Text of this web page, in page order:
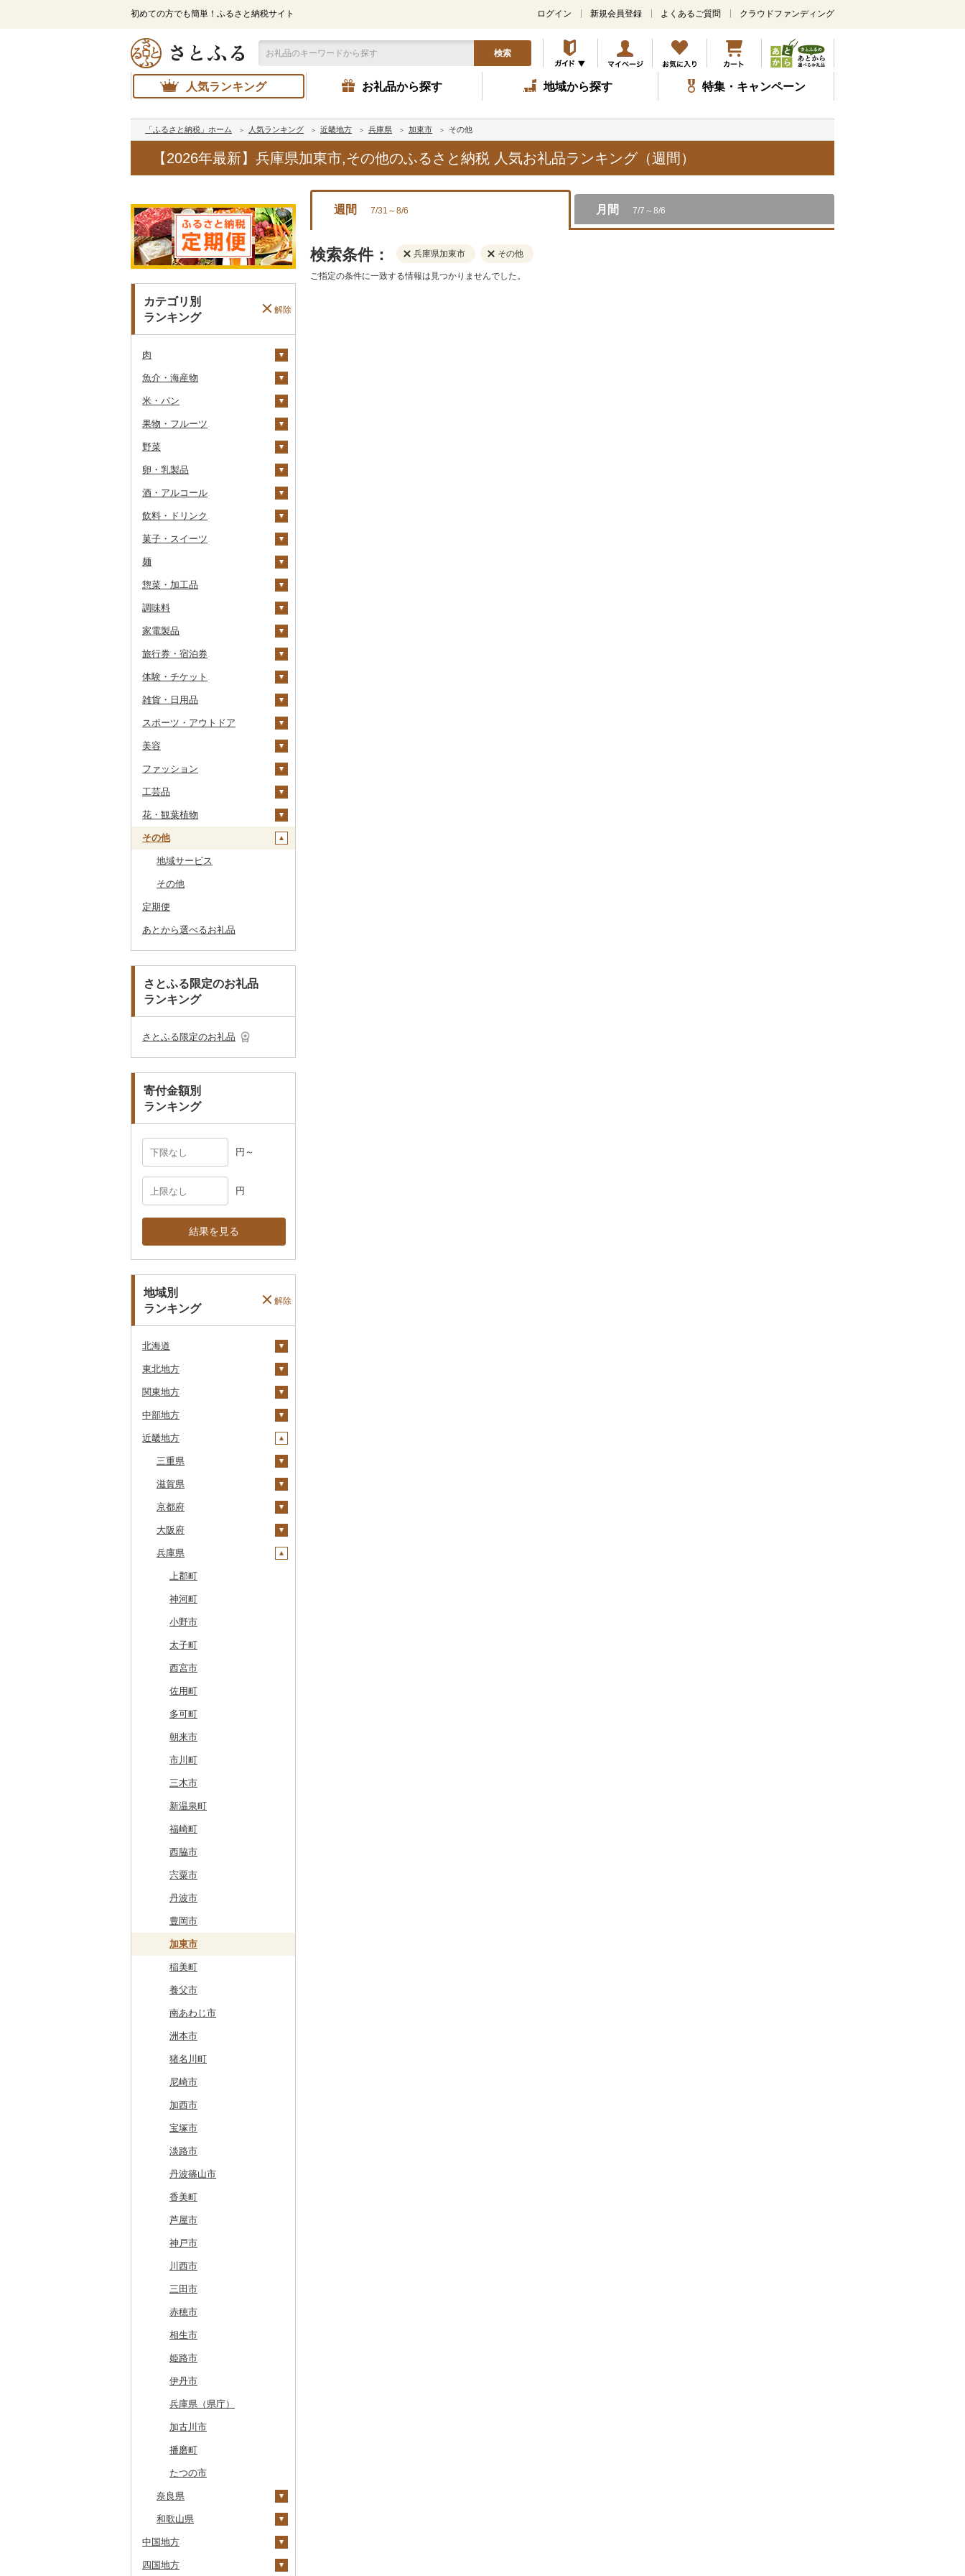
初めての方でも簡単！ふるさと納税サイト
メ
ン
コ
ン
テ
ツ
キ
ッ
プ
ログイン 新規会員登録 よくあるご質問 クラウドファンディング
検索
人気ランキング お礼品から探す 地域から探す 特集・キャンペーン
「ふるさと納税」ホーム 人気ランキング 近畿地方 兵庫県 加東市 その他
【2026年最新】兵庫県加東市,その他のふるさと納税 人気お礼品ランキング（週間）
カテゴリ別
ランキング
解除
肉
牛肉（精肉）
ステーキ
すき焼き
焼肉
牛タン
和牛
黒毛和牛
仙台牛
米沢牛
山形牛
常陸牛
上州牛
飛騨牛
近江牛
但馬牛
佐賀牛
長崎和牛
あか牛
宮崎牛
牛肉（加工品）
ハンバーグ
ローストビーフ
ビーフジャーキー
その他牛肉（加工品）
豚肉（精肉）
すき焼き
しゃぶしゃぶ
焼肉
アグー豚
豚肉（加工品）
ハンバーグ
もつ鍋
ハム
ソーセージ・ウインナ
鶏肉
鶏肉（精肉）
ハム・ソーセージ
唐揚げ
水炊き
地鶏
赤鶏さつま
その他鶏肉
鹿肉
馬肉
羊肉・ラム肉（ジンギス
魚介・海産物
カニ
ズワイガニ
毛ガニ
かにしゃぶ
その他カニ
エビ
ボタンエビ
伊勢海老
その他エビ
いくら
うに
明太子・たらこ
明太子
たらこ
その他魚卵
数の子
キャビア
その他魚卵
貝
鮑（アワビ）
牡蠣（カキ）
あさり
しじみ
サザエ
はまぐり
その他貝
鮮魚
鮭・サーモン
マグロ
イワシ
カツオ
金目鯛
クエ
サバ
鯛
のどぐろ
ふぐ
ブリ
その他鮮魚
イカ・タコ
イカ
タコ
海苔・海藻
海苔
わかめ
ひじき
その他海苔・海藻
干物
ししゃも
その他干物
その他魚介・加工品
しらす・ちりめん
かまぼこ・練り製品
米・パン
米
無洗米
玄米
金芽米
ゆめぴりか
コシヒカリ
はえぬき
さがびより
あきたこまち
ひとめぼれ
ミルキークィーン
ななつぼし
雑穀
餅
その他穀物加工品
パン
果物・フルーツ
ぶどう・マスカット
巨峰
ナガノパープル
ピオーネ
デラウェア
その他ぶどう・マスカ
いちご
りんご
もも
メロン
梨
和梨
洋梨・ラフランス
マンゴー
みかん・柑橘
みかん
レモン
不知火・デコポン
せとか
まどんな
その他柑橘
すいか
キウイ
柿（カキ）
ドライフルーツ
干し芋
その他果物
びわ
パイナップル
栗
その他果物
野菜
いも
じゃがいも
さつまいも
その他いも
トマト
フルーツトマト
ミニトマト
玉ねぎ
ねぎ
根菜
人参
大根
自然薯
レンコン
にんにく・生姜
その他根菜
アスパラガス
豆
きのこ
しいたけ
松茸
その他きのこ
その他野菜
山菜
かぼちゃ
レタス
卵・乳製品
卵
チーズ
ヨーグルト
バター
その他乳製品
酒・アルコール
ビール・発泡酒
ビール
地ビール・クラフトビ
日本酒
純米吟醸
大吟醸
吟醸
その他日本酒
芋焼酎
麦焼酎
米焼酎
黒糖焼酎
その他焼酎
梅酒
泡盛
ワイン
白ワイン
赤ワイン
シャンパン・スパーク
ウイスキー
リキュール・洋酒
甘酒
ノンアルコール
その他酒
飲料・ドリンク
水・ミネラルウォーター
飲料
コーヒー豆
粉
ドリップ
茶
飲料
茶葉・ティーバッグ
静岡茶
足柄茶
知覧茶
八女茶
果汁飲料
りんごジュース
みかんジュース（オレ
紅茶
飲料
茶葉・ティーバッグ
その他飲料・ジュース
野菜ジュース
炭酸飲料
豆乳
菓子・スイーツ
クッキー
焼き菓子
プリン
ゼリー
チョコレート
カステラ
アイス・ジェラート
その他洋菓子
煎餅・おかき
羊羹
饅頭
大福
その他和菓子
麺
ラーメン
うどん
そば
パスタ
ひやむぎ
そうめん
その他麺
惣菜・加工品
惣菜
餃子
シュウマイ
コロッケ
その他惣菜
カレー・シチュー
カレー
シチュー
鍋
肉
魚
その他鍋
ピザ
レトルト
スープ
豆腐・納豆
豆腐
漬物
キムチ
その他漬物
缶詰・瓶詰
肉
魚
果物
ジャム
乾物
燻製（スモーク）
おせち
その他加工品
調味料
砂糖
塩
醤油
味噌
酢
だし
食用油
オリーブオイル
ごま油
その他食用油
はちみつ
ドレッシング
その他調味料
みりん
ケチャップ
その他調味料
家電製品
季節・空調家電
キッチン家電
照明器具
パソコン・周辺機器
TV・オーディオ・カメラ
美容・健康家電
カー用品
時計
その他家電
旅行券・宿泊券
旅行券
JTBふるさと旅行クー
その他旅行券
宿泊券
体験・チケット
PayPay商品券
食事券
温泉・サウナ・スパ利用
釣り
ダイビング
券
ゴルフプレー券
GDOふるさとゴルフ
その他のゴルフプレー
券
花火大会チケット
その他体験・チケット
雑貨・日用品
家具・インテリア
机・テーブル
その他家具・インテリ
ア
寝具
布団
毛布
タオルケット
その他寝具
タオル
その他タオル
文房具・印鑑
ボールペン
ノート・ファイル
印鑑
その他文房具
食器
グラス・カップ
タンブラー
箸
弁当箱
その他食器
キッチン用品
包丁
フライパン
まな板
土鍋
その他キッチン用品
日用品
洗剤
ティッシュ
その他日用品
楽器・器材
本・CD・DVD
おもちゃ・ぬいぐるみ
ご当地キャラクター
ベビー用品
ペット用品
その他雑貨
スポーツ・アウトドア
ゴルフ
ゴルフボール
ゴルフウェア
その他ゴルフ
釣り
サイクリング
アウトドア・キャンプ
その他スポーツ
ウェア・ユニフォーム
その他スポーツ
美容
スキンケア
洗顔
その他スキンケア
シャンプー・リンス
石鹸・ボディーソープ
入浴剤
アロマ
プロテイン
その他美容
ファッション
鞄・バッグ
トートバッグ・ショル
ダーバッグ
キャリーバッグ・スー
ツケース
その他鞄・バッグ
洋服
女性・レディース
男性・メンズ
子供・ベビー
和服
靴・履物
靴・シューズ
その他靴・履物
アクセサリー
真珠・パール
その他アクセサリー
その他服飾小物
財布
ショール・ストール
ネクタイ・ベルト
マフラー・手袋
工芸品
織物
本場奄美大島紬
その他織物
陶器・漆器
信楽焼
唐津焼
美濃焼
村上木彫堆朱
その他陶器・漆器
その他装飾品・工芸品
数珠
播州そろばん
美濃和紙
民芸品
花・観葉植物
観葉植物・苗木
花
胡蝶蘭
盆栽・その他
その他
地域サービス
その他
定期便
あとから選べるお礼品
さとふる限定のお礼品
ランキング
さとふる限定のお礼品
寄付金額別
ランキング
円～
円
結果を見る
地域別
ランキング
解除
北海道
安平町
八雲町
鹿部町
江差町
白老町
せたな町
旭川市
森町
稚内市
標津町
清里町
北斗市
留萌市
白糠町
釧路町
名寄市
美唄市
厚岸町
南富良野町
上富良野町
和寒町
紋別市
乙部町
根室市
三笠市
東川町
厚真町
奥尻町
網走市
浦河町
広尾町
中札内村
滝川市
比布町
鶴居村
釧路市
苫前町
当別町
占冠村
上士幌町
平取町
七飯町
北見市
登別市
訓子府町
室蘭市
士幌町
倶知安町
天塩町
京極町
新十津川町
江別市
蘭越町
東北地方
青森県
十和田市
大鰐町
南部町
五戸町
藤崎町
六ヶ所村
東北町
三戸町
東通村
黒石市
おいらせ町
鶴田町
階上町
深浦町
青森市
田子町
新郷村
横浜町
野辺地町
佐井村
六戸町
五所川原市
平川市
蓬田村
中泊町
外ヶ浜町
つがる市
弘前市
鰺ヶ沢町
むつ市
田舎館村
青森県（県庁）
三沢市
西目屋村
岩手県
宮古市
軽米町
岩手町
矢巾町
釜石市
野田村
普代村
一戸町
陸前高田市
紫波町
滝沢市
住田町
葛巻町
花巻市
岩泉町
田野畑村
盛岡市
遠野市
奥州市
雫石町
岩手県（県庁）
一関市
久慈市
西和賀町
北上市
平泉町
洋野町
大船渡市
山田町
大槌町
宮城県
柴田町
色麻町
丸森町
大衡村
加美町
利府町
白石市
登米市
山元町
名取市
川崎町
村田町
栗原市
富谷市
岩沼市
七ヶ宿町
大崎市
塩竈市
石巻市
多賀城市
宮城県（県庁）
亘理町
蔵王町
女川町
気仙沼市
美里町
松島町
大和町
大郷町
南三陸町
仙台市
大河原町
角田市
涌谷町
東松島市
秋田県
大潟村
横手市
能代市
小坂町
仙北市
井川町
潟上市
三種町
藤里町
湯沢市
大館市
由利本荘市
にかほ市
羽後町
秋田県（県庁）
秋田市
男鹿市
美郷町
東成瀬村
五城目町
北秋田市
八峰町
鹿角市
大仙市
八郎潟町
山形県
村山市
尾花沢市
上山市
河北町
酒田市
新庄市
長井市
小国町
南陽市
中山町
庄内町
大石田町
川西町
鶴岡市
山形県（県庁）
金山町
東根市
飯豊町
鮭川村
大蔵村
山辺町
戸沢村
舟形町
最上町
真室川町
寒河江市
西川町
高畠町
山形市
三川町
大江町
米沢市
福島県
天栄村
広野町
鏡石町
須賀川市
小野町
棚倉町
古殿町
昭和村
下郷町
西郷村
二本松市
猪苗代町
川俣町
郡山市
西会津町
玉川村
いわき市
南会津町
田村市
磐梯町
三春町
本宮市
柳津町
鮫川村
福島市
新地町
葛尾村
三島町
桑折町
矢吹町
国見町
檜枝岐村
喜多方市
南相馬市
会津若松市
大熊町
浅川町
相馬市
中島村
伊達市
川内村
平田村
飯舘村
矢祭町
楢葉町
湯川村
関東地方
茨城県
土浦市
取手市
つくば市
稲敷市
潮来市
五霞町
北茨城市
境町
かすみがうら市
牛久市
常陸太田市
つくばみらい市
下妻市
茨城町
神栖市
常総市
東海村
美浦村
大洗町
河内町
ひたちなか市
龍ケ崎市
守谷市
常陸大宮市
笠間市
行方市
結城市
城里町
水戸市
鉾田市
桜川市
石岡市
茨城県（県庁）
坂東市
小美玉市
日立市
大子町
鹿嶋市
阿見町
那珂市
筑西市
八千代町
古河市
栃木県
那須塩原市
市貝町
塩谷町
上三川町
佐野市
真岡市
高根沢町
大田原市
栃木市
日光市
小山市
宇都宮市
栃木県（県庁）
那珂川町
茂木町
那須烏山市
矢板市
さくら市
足利市
那須町
鹿沼市
下野市
益子町
芳賀町
野木町
群馬県
榛東村
下仁田町
玉村町
安中市
川場村
昭和村
甘楽町
明和町
沼田市
桐生市
吉岡町
太田市
高山村
みどり市
千代田町
みなかみ町
片品村
富岡市
館林市
伊勢崎市
東吾妻町
前橋市
藤岡市
邑楽町
板倉町
嬬恋村
草津町
高崎市
群馬県（県庁）
大泉町
長野原町
中之条町
埼玉県
春日部市
蕨市
戸田市
毛呂山町
久喜市
ふじみ野市
川島町
上里町
川口市
飯能市
長瀞町
羽生市
小鹿野町
坂戸市
鳩山町
埼玉県（県庁）
神川町
東秩父村
横瀬町
三芳町
幸手市
日高市
蓮田市
川越市
宮代町
吉見町
東松山市
入間市
志木市
北本市
桶川市
加須市
三郷市
八潮市
越生町
さいたま市
鴻巣市
嵐山町
越谷市
小川町
滑川町
本庄市
熊谷市
白岡市
ときがわ町
朝霞市
美里町
千葉県
勝浦市
袖ケ浦市
我孫子市
長柄町
芝山町
八千代市
横芝光町
多古町
白子町
栄町
香取市
習志野市
銚子市
君津市
旭市
南房総市
八街市
東金市
九十九里町
いすみ市
東庄町
館山市
大網白里市
一宮町
佐倉市
木更津市
茂原市
野田市
山武市
鴨川市
印西市
神崎町
船橋市
千葉市
白井市
成田市
富津市
浦安市
松戸市
柏市
匝瑳市
市川市
市原市
東京都
八王子市
日野市
昭島市
武蔵村山市
葛飾区
小金井市
墨田区
東久留米市
利島村
瑞穂町
大島町
府中市
国分寺市
東村山市
中央区
あきる野市
中野区
荒川区
北区
多摩市
稲城市
世田谷区
日の出町
板橋区
渋谷区
千代田区
新宿区
江東区
青梅市
国立市
品川区
福生市
小平市
文京区
大田区
豊島区
西東京市
羽村市
神奈川県
南足柄市
松田町
大井町
中井町
愛川町
山北町
真鶴町
清川村
開成町
藤沢市
神奈川県（県庁）
鎌倉市
大和市
伊勢原市
小田原市
湯河原町
秦野市
綾瀬市
横須賀市
三浦市
大磯町
箱根町
横浜市
茅ヶ崎市
川崎市
厚木市
海老名市
相模原市
座間市
二宮町
中部地方
新潟県
十日町市
弥彦村
阿賀町
出雲崎町
魚沼市
佐渡市
燕市
南魚沼市
関川村
新発田市
加茂市
小千谷市
田上町
五泉市
三条市
見附市
糸魚川市
胎内市
上越市
阿賀野市
津南町
新潟県（県庁）
柏崎市
村上市
妙高市
聖籠町
刈羽村
湯沢町
新潟市
富山県
射水市
氷見市
朝日町
高岡市
魚津市
砺波市
入善町
黒部市
立山町
富山県（県庁）
小矢部市
滑川市
富山市
南砺市
石川県
羽咋市
七尾市
白山市
穴水町
輪島市
中能登町
石川県（県庁）
野々市市
能登町
能美市
津幡町
宝達志水町
金沢市
内灘町
かほく市
小松市
志賀町
加賀市
福井県
美浜町
小浜市
越前町
若狭町
鯖江市
高浜町
勝山市
福井県（県庁）
越前市
坂井市
あわら市
福井市
大野市
敦賀市
おおい町
永平寺町
山梨県
富士吉田市
甲斐市
山梨市
富士川町
大月市
富士河口湖町
韮崎市
南アルプス市
市川三郷町
都留市
山梨県（県庁）
道志村
忍野村
笛吹市
中央市
北杜市
鳴沢村
西桂町
身延町
早川町
南部町
昭和町
甲府市
甲州市
丹波山村
長野県
高森町
御代田町
飯田市
青木村
南箕輪村
長野県（県庁）
上松町
高山村
南木曽町
朝日村
長野市
根羽村
池田町
須坂市
川上村
信濃町
南牧村
伊那市
立科町
東御市
中野市
豊丘村
売木村
小諸市
木曽町
箕輪町
駒ヶ根市
王滝村
千曲市
辰野町
茅野市
喬木村
阿智村
小川村
宮田村
飯綱町
栄村
松川町
坂城町
富士見町
塩尻市
諏訪市
小谷村
松川村
岐阜県
養老町
八百津町
池田町
関市
瑞穂市
飛騨市
岐南町
大野町
山県市
羽島市
本巣市
川辺町
大垣市
輪之内町
神戸町
瑞浪市
中津川市
高山市
郡上市
白川村
御嵩町
海津市
関ケ原町
七宗町
笠松町
東白川村
土岐市
岐阜県（県庁）
下呂市
多治見市
垂井町
恵那市
白川町
各務原市
美濃市
揖斐川町
美濃加茂市
北方町
可児市
岐阜市
坂祝町
静岡県
下田市
静岡市
吉田町
函南町
藤枝市
御殿場市
浜松市
伊東市
島田市
沼津市
伊豆市
裾野市
焼津市
富士宮市
河津町
袋井市
熱海市
掛川市
伊豆の国市
小山町
森町
川根本町
富士市
御前崎市
東伊豆町
西伊豆町
清水町
南伊豆町
松崎町
湖西市
磐田市
三島市
静岡県（県庁）
牧之原市
菊川市
長泉町
愛知県
清須市
田原市
安城市
北名古屋市
東栄町
豊山町
南知多町
江南市
みよし市
西尾市
武豊町
幸田町
碧南市
岡崎市
愛知県（県庁）
蒲郡市
東郷町
犬山市
弥富市
東海市
新城市
春日井市
瀬戸市
大府市
半田市
あま市
岩倉市
小牧市
愛西市
長久手市
豊川市
尾張旭市
稲沢市
知立市
大口町
日進市
常滑市
東浦町
高浜市
豊明市
津島市
近畿地方
三重県
鈴鹿市
伊賀市
木曽岬町
多気町
松阪市
桑名市
志摩市
明和町
鳥羽市
いなべ市
紀北町
熊野市
南伊勢町
朝日町
菰野町
紀宝町
伊勢市
四日市市
大台町
尾鷲市
三重県（県庁）
津市
名張市
東員町
玉城町
滋賀県
長浜市
高島市
草津市
近江八幡市
竜王町
甲賀市
湖南市
大津市
彦根市
栗東市
愛荘町
滋賀県（県庁）
米原市
豊郷町
多賀町
京都府
宮津市
伊根町
与謝野町
福知山市
亀岡市
城陽市
久御山町
京丹後市
井手町
木津川市
宇治田原町
長岡京市
綾部市
笠置町
南丹市
宇治市
京丹波町
京都府（府庁）
大山崎町
精華町
南山城村
京都市
舞鶴市
和束町
八幡市
京田辺市
向日市
大阪府
茨木市
豊能町
枚方市
河内長野市
泉佐野市
交野市
藤井寺市
能勢町
阪南市
貝塚市
岸和田市
泉南市
忠岡町
四條畷市
寝屋川市
泉大津市
池田市
守口市
富田林市
松原市
柏原市
羽曳野市
大阪府（府庁）
吹田市
河南町
和泉市
高槻市
豊中市
箕面市
太子町
岬町
千早赤阪村
東大阪市
摂津市
島本町
高石市
田尻町
堺市
八尾市
大東市
門真市
大阪市
兵庫県
上郡町
神河町
小野市
太子町
西宮市
佐用町
多可町
朝来市
市川町
三木市
新温泉町
福崎町
西脇市
宍粟市
丹波市
豊岡市
加東市
稲美町
養父市
南あわじ市
洲本市
猪名川町
尼崎市
加西市
宝塚市
淡路市
丹波篠山市
香美町
芦屋市
神戸市
川西市
三田市
赤穂市
相生市
姫路市
伊丹市
兵庫県（県庁）
加古川市
播磨町
たつの市
奈良県
曽爾村
河合町
宇陀市
和歌山県
湯浅町
有田市
中国地方
鳥取県
四国地方
週間 7/31～8/6 月間 7/7～8/6
検索条件： 兵庫県加東市 その他
ご指定の条件に一致する情報は見つかりませんでした。